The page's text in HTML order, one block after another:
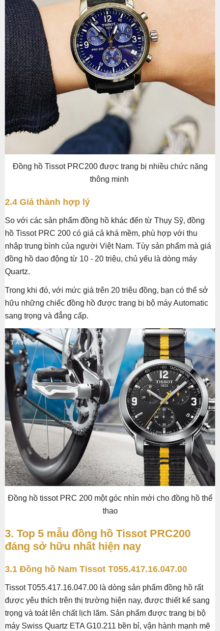
Đồng hồ Tissot PRC200 được trang bị nhiều chức năng
thông minh
2.4 Giá thành hợp lý
So với các sản phẩm đồng hồ khác đến từ Thụy Sỹ, đồng
hồ Tissot PRC 200 có giá cả khá mềm, phù hợp với thu
nhập trung bình của người Việt Nam. Tùy sản phẩm mà giá
đồng hồ dao động từ 10 - 20 triệu, chủ yếu là dòng máy
Quartz.
Trong khi đó, với mức giá trên 20 triệu đồng, bạn có thể sở
hữu những chiếc đồng hồ được trang bị bộ máy Automatic
sang trọng và đẳng cấp.
Đồng hồ tissot PRC 200 một góc nhìn mới cho đồng hồ thể
thao
3. Top 5 mẫu đồng hồ Tissot PRC200
đáng sở hữu nhất hiện nay
3.1 Đồng hồ Nam Tissot T055.417.16.047.00
Tissot T055.417.16.047.00 là dòng sản phẩm đồng hồ rất
được yêu thích trên thị trường hiện nay, được thiết kế sang
trọng và toát lên chất lịch lãm. Sản phẩm được trang bị bộ
máy Swiss Quartz ETA G10.211 bền bỉ, vận hành mạnh mẽ